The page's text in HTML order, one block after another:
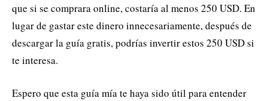
que si se comprara online, costaría al menos 250 USD. En
lugar de gastar este dinero innecesariamente, después de
descargar la guía gratis, podrías invertir estos 250 USD si
te interesa.
Espero que esta guía mía te haya sido útil para entender